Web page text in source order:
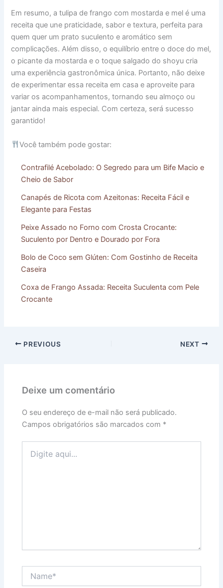
Em resumo, a tulipa de frango com mostarda e mel é uma
receita que une praticidade, sabor e textura, perfeita para
quem quer um prato suculento e aromático sem
complicações. Além disso, o equilíbrio entre o doce do mel,
o picante da mostarda e o toque salgado do shoyu cria
uma experiência gastronômica única. Portanto, não deixe
de experimentar essa receita em casa e aproveite para
variar os acompanhamentos, tornando seu almoço ou
jantar ainda mais especial. Com certeza, será sucesso
garantido!
Você também pode gostar:
Contrafilé Acebolado: O Segredo para um Bife Macio e
Cheio de Sabor
Canapés de Ricota com Azeitonas: Receita Fácil e
Elegante para Festas
Peixe Assado no Forno com Crosta Crocante:
Suculento por Dentro e Dourado por Fora
Bolo de Coco sem Glúten: Com Gostinho de Receita
Caseira
Coxa de Frango Assada: Receita Suculenta com Pele
Crocante
PREVIOUS NEXT
Deixe um comentário
O seu endereço de e-mail não será publicado.
Campos obrigatórios são marcados com *
aqui...